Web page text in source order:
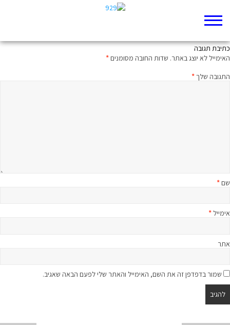
כתיבת תגובה
האימייל לא יוצג באתר. שדות החובה מסומנים*
התגובה שלך*
שם*
אימייל *
אתר
שמור בדפדפן זה את השם, האימייל והאתר שלי לפעם הבאה שאגיב.